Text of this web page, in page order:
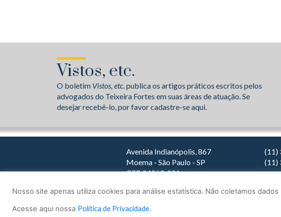
Vistos, etc.
O boletim Vistos, etc.publica os artigos práticos escritos pelos
advogados do Teixeira Fortes em suas áreas de atuação. Se
desejar recebê-lo, por favor cadastre-se aqui.
Avenida Indianópolis, 867
Moema - São Paulo - SP
CEP 04063-001
(11)
(11)
Nosso site apenas utiliza cookies para análise estatística. Não coletamos
Acesse aqui nossa Política de Privacidade.